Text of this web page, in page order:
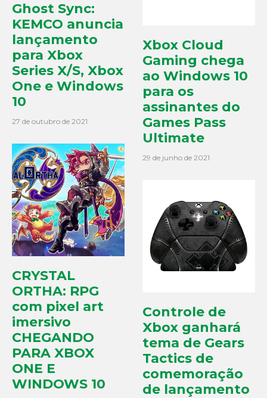
Ghost Sync:
KEMCO anuncia
lançamento
para Xbox
Series X/S, Xbox
One e Windows
10
27 de outubro de 2021
CRYSTAL
ORTHA: RPG
com pixel art
imersivo
CHEGANDO
PARA XBOX
ONE E
WINDOWS 10
Xbox Cloud
Gaming chega
ao Windows 10
para os
assinantes do
Games Pass
Ultimate
29 de junho de 2021
Controle de
Xbox ganhará
tema de Gears
Tactics de
comemoração
de lançamento